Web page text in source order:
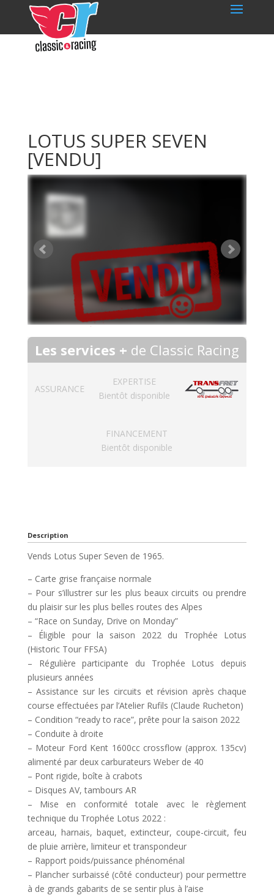
LOTUS SUPER SEVEN
[VENDU]
Les services + de Classic Racing
ASSURANCE
EXPERTISE
Bientôt disponible
FINANCEMENT
Bientôt disponible
Description
Vends Lotus Super Seven de 1965.
– Carte grise française normale
– Pour s’illustrer sur les plus beaux circuits ou prendre
du plaisir sur les plus belles routes des Alpes
– “Race on Sunday, Drive on Monday”
– Éligible pour la saison 2022 du Trophée Lotus
(Historic Tour FFSA)
– Régulière participante du Trophée Lotus depuis
plusieurs années
– Assistance sur les circuits et révision après chaque
course effectuées par l’Atelier Rufils (Claude Rucheton)
– Condition “ready to race”, prête pour la saison 2022
– Conduite à droite
– Moteur Ford Kent 1600cc crossflow (approx. 135cv)
alimenté par deux carburateurs Weber de 40
– Pont rigide, boîte à crabots
– Disques AV, tambours AR
– Mise en conformité totale avec le règlement
technique du Trophée Lotus 2022 :
arceau, harnais, baquet, extincteur, coupe-circuit, feu
de pluie arrière, limiteur et transpondeur
– Rapport poids/puissance phénoménal
– Plancher surbaissé (côté conducteur) pour permettre
à de grands gabarits de se sentir plus à l’aise